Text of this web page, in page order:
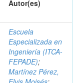
Autor(es)
Escuela
Especializada en
Ingeniería (ITCA-
FEPADE);
Martínez Pérez,